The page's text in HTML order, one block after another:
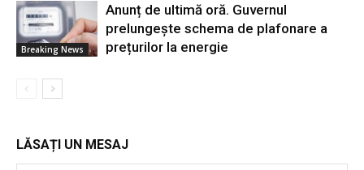
Breaking News
Anunț de ultimă oră. Guvernul
prelungește schema de plafonare a
prețurilor la energie
LĂSAȚI UN MESAJ